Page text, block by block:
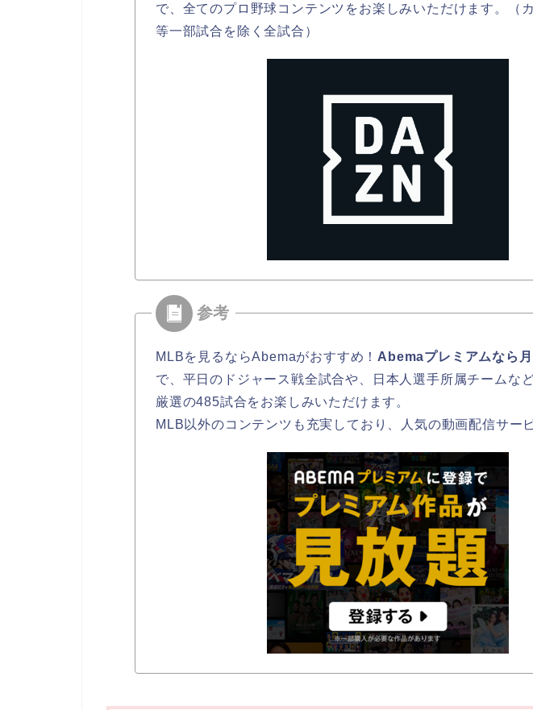
で、全てのプロ野球コンテンツをお楽しみいただけます。（
等一部試合を除く全試合）
MLBを見るならAbemaがおすすめ！ Abemaプレミアムなら
で、平日のドジャース戦全試合や、日本人選手所属チームな
厳選の485試合をお楽しみいただけます。
MLB以外のコンテンツも充実しており、人気の動画配信サー